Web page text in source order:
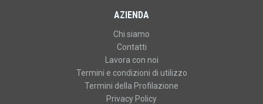
AZIENDA
Chi siamo
Contatti
Lavora con noi
Termini e condizioni di utilizzo
Termini della Profilazione
Privacy Policy